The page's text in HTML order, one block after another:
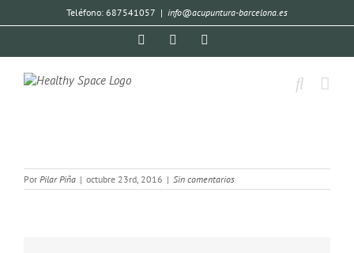
Teléfono: 687541057 | info@acupuntura-barcelona.es
Por Pilar Piña | octubre 23rd, 2016 | Sin comentarios